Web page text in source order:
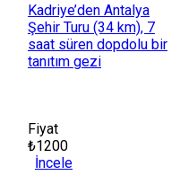
Kadriye’den Antalya
Şehir Turu (34 km), 7
saat süren dopdolu bir
tanıtım gezi
Fiyat
₺1200
İncele